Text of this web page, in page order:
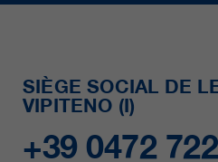
SIÈGE SOCIAL DE
VIPITENO (I)
+39 0472